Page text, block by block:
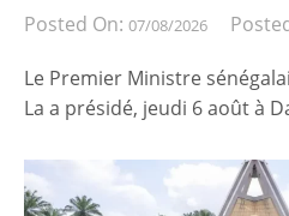
Posted On: 07/08/2026
Le Premier Ministre
La a présidé, jeudi 6 août à